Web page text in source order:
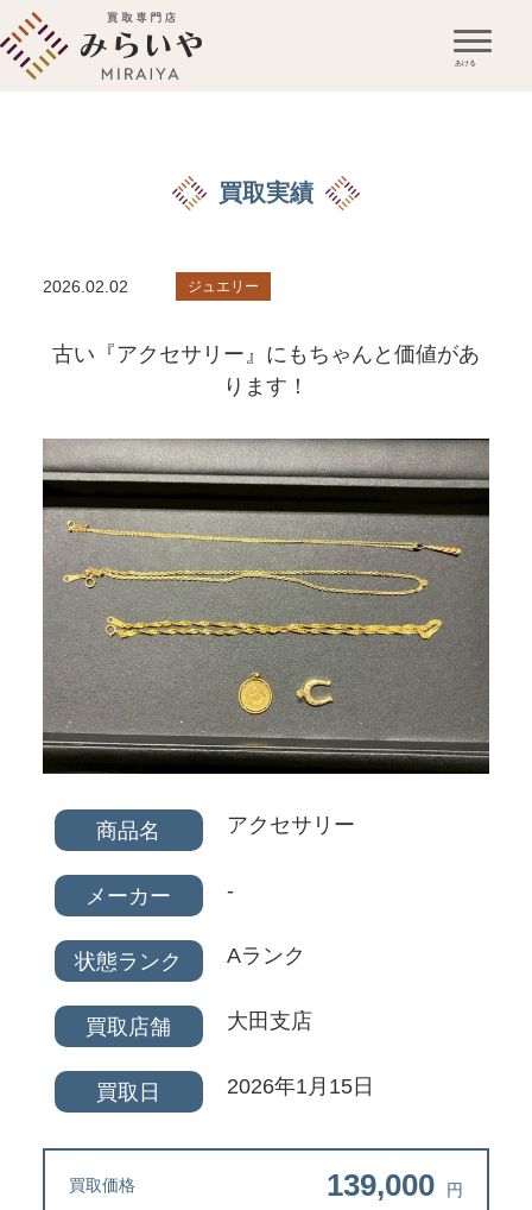
買取実績
2026.02.02 ジュエリー
古い『アクセサリー』にもちゃんと価値があ
ります！
商品名 アクセサリー
メーカー -
状態ランク Aランク
買取店舗 大田支店
買取日 2026年1月15日
買取価格 139,000 円